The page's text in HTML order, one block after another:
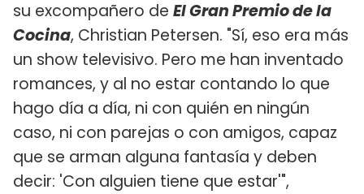
su excompañero de El Gran Premio de la
Cocina, Christian Petersen. "Sí, eso era más
un show televisivo. Pero me han inventado
romances, y al no estar contando lo que
hago día a día, ni con quién en ningún
caso, ni con parejas o con amigos, capaz
que se arman alguna fantasía y deben
decir: 'Con alguien tiene que estar'",